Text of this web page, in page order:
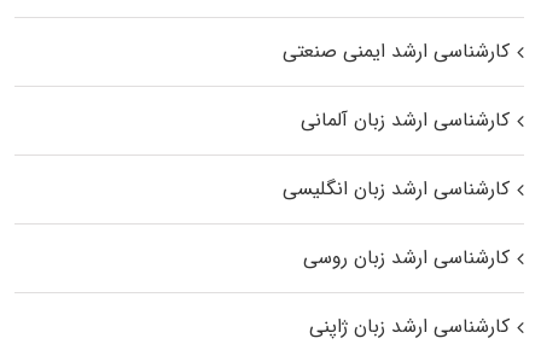
کارشناسی ارشد ایمنی صنعتی
کارشناسی ارشد زبان آلمانی
کارشناسی ارشد زبان انگلیسی
کارشناسی ارشد زبان روسی
کارشناسی ارشد زبان ژاپنی